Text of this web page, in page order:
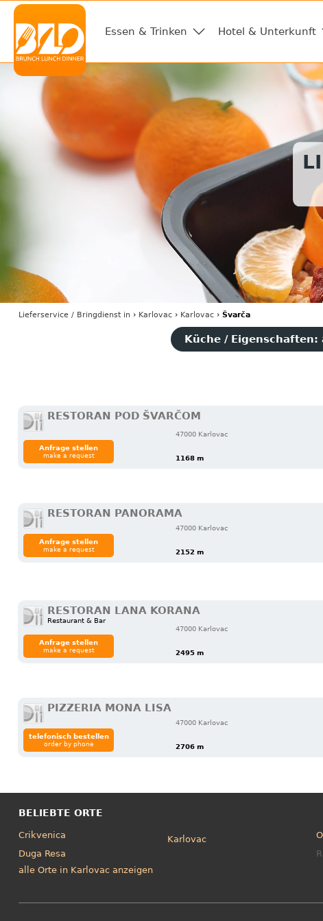
Essen & Trinken Hotel & Unterkunft
Lieferservice / Bringdienstin › Karlovac› Karlovac› Švarča
Küche / Eigenschaften:
RESTORAN POD ŠVARČOM
47000 Karlovac
1168 m
Anfrage stellen
make a request
RESTORAN PANORAMA
47000 Karlovac
2152 m
Anfrage stellen
make a request
RESTORAN LANA KORANA
Restaurant & Bar
47000 Karlovac
2495 m
Anfrage stellen
make a request
PIZZERIA MONA LISA
47000 Karlovac
2706 m
telefonisch bestellen
order by phone
BELIEBTE ORTE
Crikvenica
Duga Resa
Karlovac
alle Orte in Karlovac anzeigen